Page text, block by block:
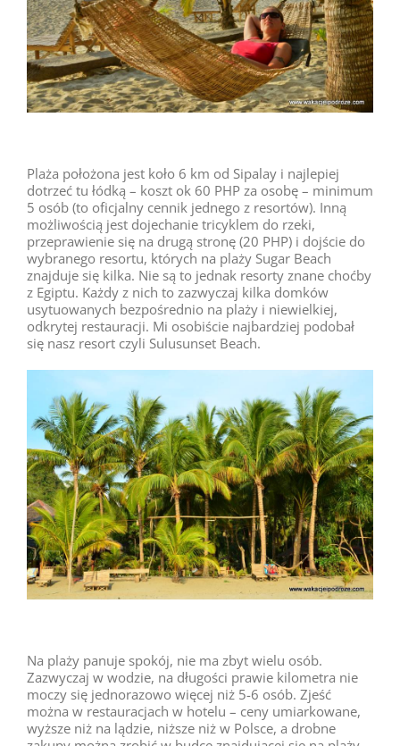
Plaża położona jest koło 6 km od Sipalay i najlepiej
dotrzeć tu łódką – koszt ok 60 PHP za osobę – minimum
5 osób (to oficjalny cennik jednego z resortów). Inną
możliwością jest dojechanie tricyklem do rzeki,
przeprawienie się na drugą stronę (20 PHP) i dojście do
wybranego resortu, których na plaży Sugar Beach
znajduje się kilka. Nie są to jednak resorty znane choćby
z Egiptu. Każdy z nich to zazwyczaj kilka domków
usytuowanych bezpośrednio na plaży i niewielkiej,
odkrytej restauracji. Mi osobiście najbardziej podobał
się nasz resort czyli Sulusunset Beach.
Na plaży panuje spokój, nie ma zbyt wielu osób.
Zazwyczaj w wodzie, na długości prawie kilometra nie
moczy się jednorazowo więcej niż 5-6 osób. Zjeść
można w restauracjach w hotelu – ceny umiarkowane,
wyższe niż na lądzie, niższe niż w Polsce, a drobne